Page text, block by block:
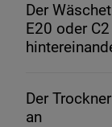
Der
E20 oder
Der
an